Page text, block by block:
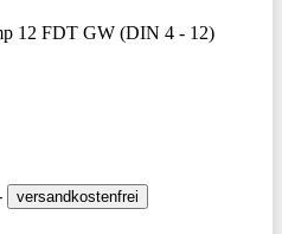
12 FDT GW (DIN 4 - 12)
versandkostenfrei